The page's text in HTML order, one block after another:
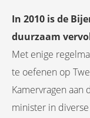
In 2010 is de
duurzaam
Met enige
te oefenen op
Kamervragen aan
minister in